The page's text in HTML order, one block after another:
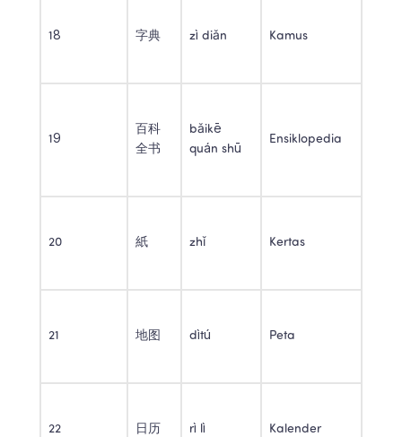
18 字典 zì diǎn Kamus
19
百科
全书
bǎikē
quán shū
Ensiklopedia
20 紙 zhǐ Kertas
21 地图 dìtú Peta
22 日历 rì lì Kalender